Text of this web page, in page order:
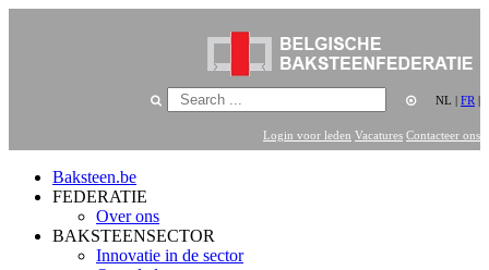
NL | FR |
Login voor leden Vacatures Contacteer ons
Baksteen.be
FEDERATIE
Over ons
BAKSTEENSECTOR
Innovatie in de sector